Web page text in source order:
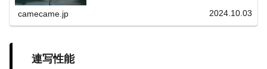
camecame.jp 2024.10.03
連写性能